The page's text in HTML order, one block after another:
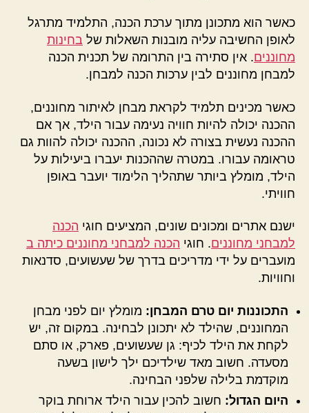
כאשר הוא מתכונן מתוך ערכת הכנה, התלמיד מתרגל
לאופן החשיבה עליה מובנות השאלות של בחינות
מחוננים. אין סתירה בין התרומה של תכנית הכנה
למבחן מחוננים לבין ערכות הכנה למבחן.
כאשר מכינים תלמיד לקראת מבחן לאיתור מחוננים,
ההכנה יכולה להיות חוויה נעימה עבור הילד, אך אם
ההכנה נעשית בצורה לא נכונה, ההכנה יכולה להוות גם
טראומה עבורו. במטרה שההכנות יעברו ביעילות על
הילד, מומלץ ביותר שתהליך הלימוד יועבר באופן
חוויתי.
ישנם אתרים ומכונים שונים, המציעים חוגי הכנה
למבחני מחוננים. חוגי הכנה למבחני מחוננים כיתה ב
מועברים על ידי מדריכים בדרך של שעשועים, סדנאות
וחוויות.
התכוננות יום טרם המבחן: מומלץ יום לפני מבחן
המחוננים, שהילד לא יתכונן לבחינה. במקום זה, יש
לקחת את הילד לכיף: גן שעשועים, פארק, או סתם
מסעדה. חשוב מאד שילדיכם ילך לישון בשעה
מוקדמת בלילה שלפני הבחינה.
היום הגדול: חשוב להכין עבור הילד ארוחת בוקר